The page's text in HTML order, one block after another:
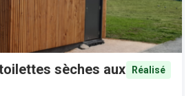
sèches aux
Réalisé